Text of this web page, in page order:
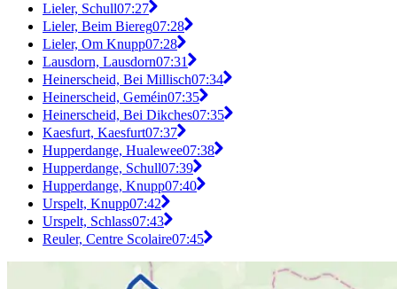
Lieler, Schull07:27
Lieler, Beim Biereg07:28
Lieler, Om Knupp07:28
Lausdorn, Lausdorn07:31
Heinerscheid, Bei Millisch07:34
Heinerscheid, Geméin07:35
Heinerscheid, Bei Dikches07:35
Kaesfurt, Kaesfurt07:37
Hupperdange, Hualewee07:38
Hupperdange, Schull07:39
Hupperdange, Knupp07:40
Urspelt, Knupp07:42
Urspelt, Schlass07:43
Reuler, Centre Scolaire07:45